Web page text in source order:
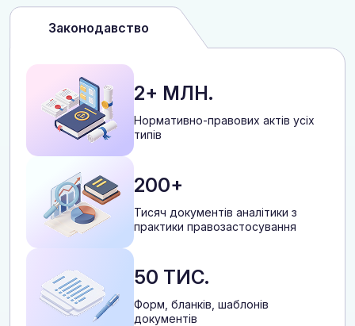
Законодавство
2+ МЛН.
Нормативно-правових актів усіх
типів
200+
Тисяч документів аналітики з
практики правозастосування
50 ТИС.
Форм, бланків, шаблонів
документів